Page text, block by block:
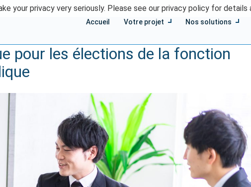
Accueil Votre projet Nos solutions
pour les élections de la fonction
your privacy very seriously. Please see our privacy policy for details